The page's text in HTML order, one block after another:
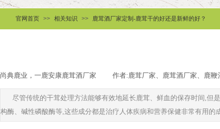
官网首页 >> 相关知识 >> 鹿茸酒厂家定制-鹿茸干的好还是新鲜的好？
尚典鹿业，一鹿安康鹿茸酒厂家 作者:鹿茸厂家、鹿茸酒厂家、鹿鞭
尽管传统的干茸处理方法能够有效地延长鹿茸、鲜血的保存时间,但
构酶、碱性磷酸酶等,这些成分都是治疗人体疾病和营养保健非常有用